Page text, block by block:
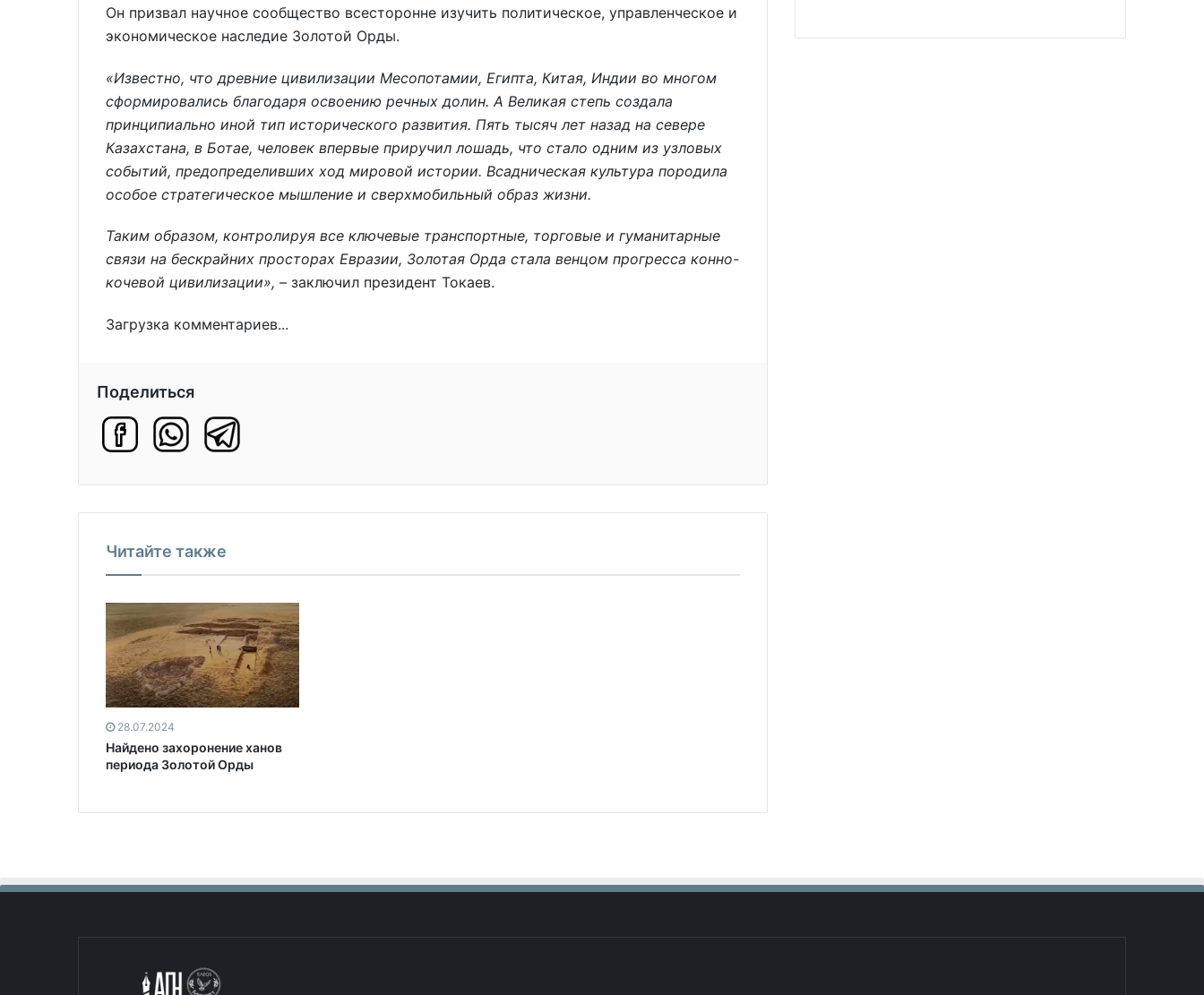
Он призвал научное сообщество всесторонне изучить политическое, управленческое и
экономическое наследие Золотой Орды.
«Известно, что древние цивилизации Месопотамии, Египта, Китая, Индии во многом
сформировались благодаря освоению речных долин. А Великая степь создала
принципиально иной тип исторического развития. Пять тысяч лет назад на севере
Казахстана, в Ботае, человек впервые приручил лошадь, что стало одним из узловых
событий, предопределивших ход мировой истории. Всадническая культура породила
особое стратегическое мышление и сверхмобильный образ жизни.
Таким образом, контролируя все ключевые транспортные, торговые и гуманитарные
связи на бескрайних просторах Евразии, Золотая Орда стала венцом прогресса конно-
кочевой цивилизации», – заключил президент Токаев.
Загрузка комментариев...
Поделиться
Читайте также
28.07.2024
Найдено захоронение ханов
периода Золотой Орды